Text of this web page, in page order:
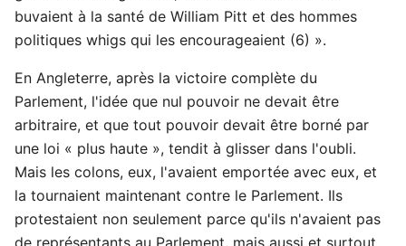
buvaient à la santé de William Pitt et des hommes
politiques whigs qui les encourageaient (6) ».
En Angleterre, après la victoire complète du
Parlement, l'idée que nul pouvoir ne devait être
arbitraire, et que tout pouvoir devait être borné par
une loi « plus haute », tendit à glisser dans l'oubli.
Mais les colons, eux, l'avaient emportée avec eux, et
la tournaient maintenant contre le Parlement. Ils
protestaient non seulement parce qu'ils n'avaient pas
de représentants au Parlement, mais aussi et surtout